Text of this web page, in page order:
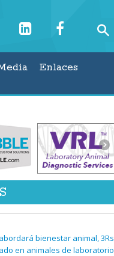
Enlaces
bienestar animal, 3Rs
en animales de laboratorio